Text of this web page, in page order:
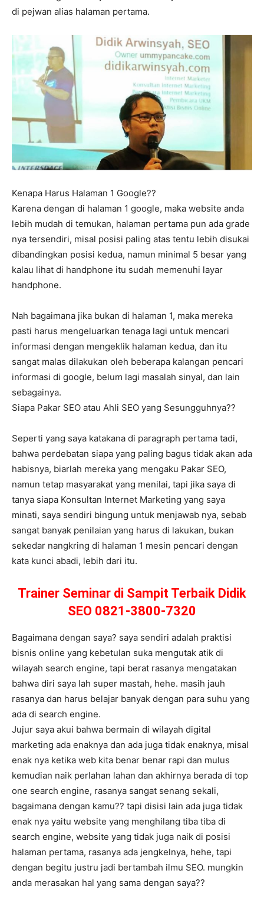
di pejwan alias halaman pertama.
Kenapa Harus Halaman 1 Google??
Karena dengan di halaman 1 google, maka website anda
lebih mudah di temukan, halaman pertama pun ada grade
nya tersendiri, misal posisi paling atas tentu lebih disukai
dibandingkan posisi kedua, namun minimal 5 besar yang
kalau lihat di handphone itu sudah memenuhi layar
handphone.
Nah bagaimana jika bukan di halaman 1, maka mereka
pasti harus mengeluarkan tenaga lagi untuk mencari
informasi dengan mengeklik halaman kedua, dan itu
sangat malas dilakukan oleh beberapa kalangan pencari
informasi di google, belum lagi masalah sinyal, dan lain
sebagainya.
Siapa Pakar SEO atau Ahli SEO yang Sesungguhnya??
Seperti yang saya katakana di paragraph pertama tadi,
bahwa perdebatan siapa yang paling bagus tidak akan ada
habisnya, biarlah mereka yang mengaku Pakar SEO,
namun tetap masyarakat yang menilai, tapi jika saya di
tanya siapa Konsultan Internet Marketing yang saya
minati, saya sendiri bingung untuk menjawab nya, sebab
sangat banyak penilaian yang harus di lakukan, bukan
sekedar nangkring di halaman 1 mesin pencari dengan
kata kunci abadi, lebih dari itu.
Trainer Seminar di Sampit Terbaik Didik
SEO 0821-3800-7320
Bagaimana dengan saya? saya sendiri adalah praktisi
bisnis online yang kebetulan suka mengutak atik di
wilayah search engine, tapi berat rasanya mengatakan
bahwa diri saya lah super mastah, hehe. masih jauh
rasanya dan harus belajar banyak dengan para suhu yang
ada di search engine.
Jujur saya akui bahwa bermain di wilayah digital
marketing ada enaknya dan ada juga tidak enaknya, misal
enak nya ketika web kita benar benar rapi dan mulus
kemudian naik perlahan lahan dan akhirnya berada di top
one search engine, rasanya sangat senang sekali,
bagaimana dengan kamu?? tapi disisi lain ada juga tidak
enak nya yaitu website yang menghilang tiba tiba di
search engine, website yang tidak juga naik di posisi
halaman pertama, rasanya ada jengkelnya, hehe, tapi
dengan begitu justru jadi bertambah ilmu SEO. mungkin
anda merasakan hal yang sama dengan saya??